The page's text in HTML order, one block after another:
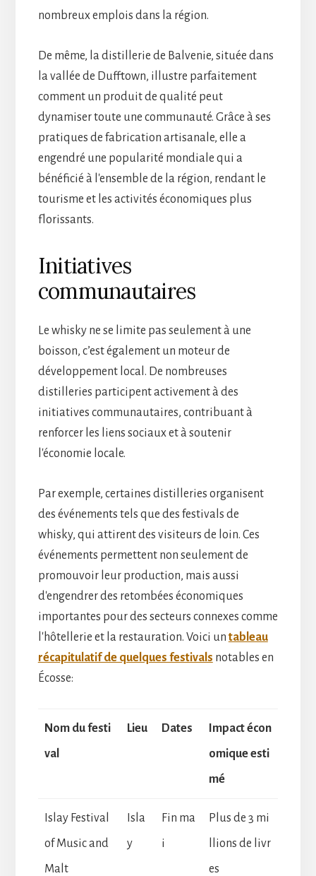
nombreux emplois dans la région.
De même, la distillerie de Balvenie, située dans
la vallée de Dufftown, illustre parfaitement
comment un produit de qualité peut
dynamiser toute une communauté. Grâce à ses
pratiques de fabrication artisanale, elle a
engendré une popularité mondiale qui a
bénéficié à l'ensemble de la région, rendant le
tourisme et les activités économiques plus
florissants.
Initiatives
communautaires
Le whisky ne se limite pas seulement à une
boisson, c’est également un moteur de
développement local. De nombreuses
distilleries participent activement à des
initiatives communautaires, contribuant à
renforcer les liens sociaux et à soutenir
l'économie locale.
Par exemple, certaines distilleries organisent
des événements tels que des festivals de
whisky, qui attirent des visiteurs de loin. Ces
événements permettent non seulement de
promouvoir leur production, mais aussi
d'engendrer des retombées économiques
importantes pour des secteurs connexes comme
l'hôtellerie et la restauration. Voici untableau
récapitulatif de quelques festivals notables en
Écosse:
Nom du festi
val
Lieu Dates
Impact écon
omique esti
mé
Islay Festival
of Music and
Malt
Isla
y
Fin ma
i
Plus de 3 mi
llions de livr
es